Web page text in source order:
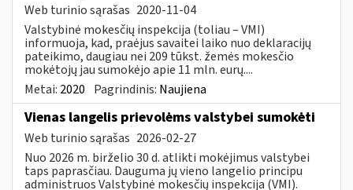
Web turinio sąrašas 2020-11-04
Valstybinė mokesčių inspekcija (toliau – VMI)
informuoja, kad, praėjus savaitei laiko nuo deklaracijų
pateikimo, daugiau nei 209 tūkst. žemės mokesčio
mokėtojų jau sumokėjo apie 11 mln. eurų....
Metai: 2020 Pagrindinis: Naujiena
Vienas langelis prievolėms valstybei sumokėti
Web turinio sąrašas 2026-02-27
Nuo 2026 m. birželio 30 d. atlikti mokėjimus valstybei
taps paprasčiau. Dauguma jų vieno langelio principu
administruos Valstybinė mokesčių inspekcija (VMI).